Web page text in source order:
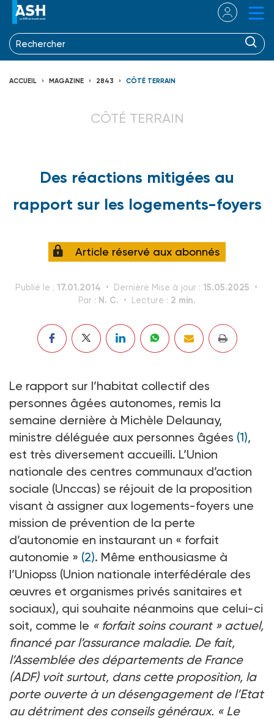
ACCUEIL MAGAZINE 2843 CÔTÉ TERRAIN
CÔTÉ TERRAIN
Des réactions mitigées au
rapport sur les logements-foyers
Article réservé aux abonnés
Publié le : 17.01.2014 Dernière Mise à jour : 15.05.2025
Par : N. C. Lecture : 2 min.
Le rapport sur l’habitat collectif des
personnes âgées autonomes, remis la
semaine dernière à Michèle Delaunay,
ministre déléguée aux personnes âgées (1),
est très diversement accueilli. L’Union
nationale des centres communaux d’action
sociale (Unccas) se réjouit de la proposition
visant à assigner aux logements-foyers une
mission de prévention de la perte
d’autonomie en instaurant un « forfait
autonomie » (2). Même enthousiasme à
l’Uniopss (Union nationale interfédérale des
œuvres et organismes privés sanitaires et
sociaux), qui souhaite néanmoins que celui-ci
soit, comme le « forfait soins courant » actuel,
financé par l’assurance maladie. De fait,
l’Assemblée des départements de France
(ADF) voit surtout, dans cette proposition, la
porte ouverte à un désengagement de l’Etat
au détriment des conseils généraux. « Le